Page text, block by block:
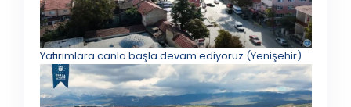
Yatırımlara canla başla devam ediyoruz (Yenişehir)